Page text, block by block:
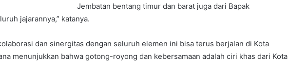
Jembatan bentang timur dan barat juga dari Bapak
jajarannya,” katanya.
dan sinergitas dengan seluruh elemen ini bisa terus berjalan di Kota
menunjukkan bahwa gotong-royong dan kebersamaan adalah ciri khas dari Kota